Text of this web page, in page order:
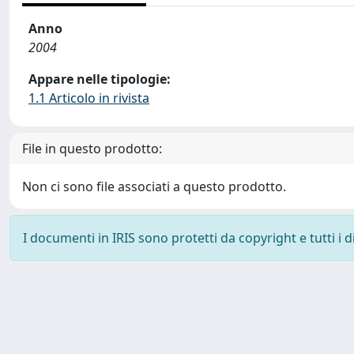
Anno
2004
Appare nelle tipologie:
1.1 Articolo in rivista
File in questo prodotto:
Non ci sono file associati a questo prodotto.
I documenti in IRIS sono protetti da copyright e tutti i